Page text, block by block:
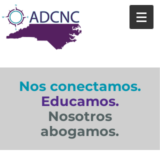
Nos conectamos.
Educamos.
Nosotros
abogamos.